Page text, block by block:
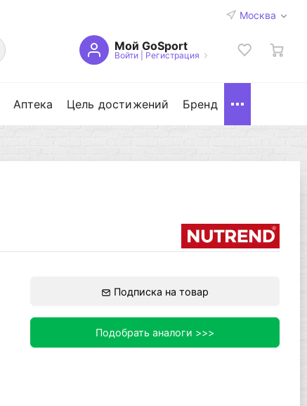
Москва
Мой GoSport
Войти| Регистрация
Аптека Цель достижений Бренд
Подписка на товар
Подобрать аналоги >>>